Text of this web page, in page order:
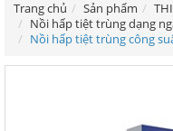
Trang chủ Sản phẩm
Nồi hấp tiệt trùng dạng
Nồi hấp tiệt trùng công